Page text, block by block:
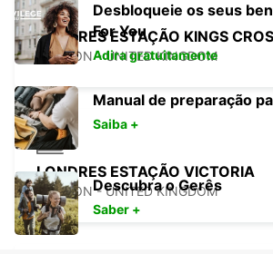
LONDRES ESTAÇÃO KINGS
LONDON - UNITED KINGDOM
LONDRES ESTAÇÃO VICTORIA
LONDON - UNITED KINGDOM
Desbloqueie os seus
For You
Adira gratuitamente
Manual de preparação
Saiba +
Descubra o Gerês
Saber +